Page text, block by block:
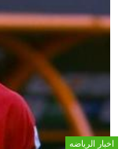
اخبار الرياضه